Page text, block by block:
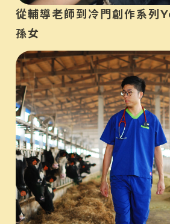
從輔導老師到冷門創作系
孫女